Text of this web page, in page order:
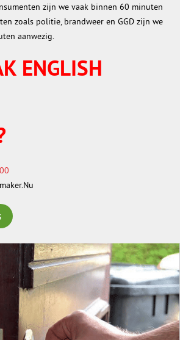
zijn we vaak binnen 60 minuten
zoals politie, brandweer en GGD zijn we
aanwezig.
ENGLISH